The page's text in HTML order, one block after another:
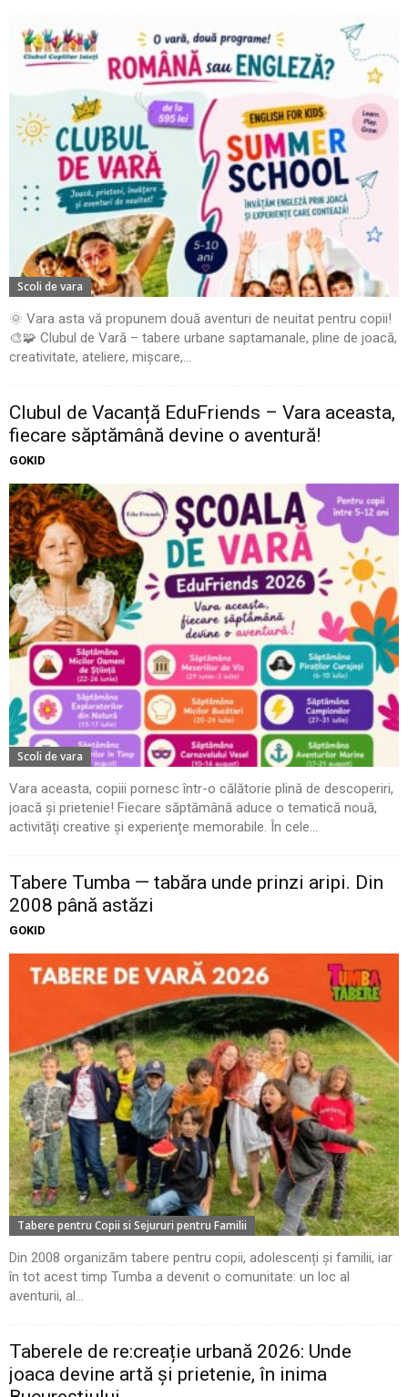
Scoli de vara
🌞 Vara asta vă propunem două aventuri de neuitat pentru copii!
🎨🧩 Clubul de Vară – tabere urbane saptamanale, pline de joacă,
creativitate, ateliere, mișcare,...
Clubul de Vacanță EduFriends – Vara aceasta,
fiecare săptămână devine o aventură!
GOKID
Scoli de vara
Vara aceasta, copiii pornesc într-o călătorie plină de descoperiri,
joacă și prietenie! Fiecare săptămână aduce o tematică nouă,
activități creative și experiențe memorabile. În cele...
Tabere Tumba — tabăra unde prinzi aripi. Din
2008 până astăzi
GOKID
Tabere pentru Copii si Sejururi pentru Familii
Din 2008 organizăm tabere pentru copii, adolescenți și familii, iar
în tot acest timp Tumba a devenit o comunitate: un loc al
aventurii, al...
Taberele de re:creație urbană 2026: Unde
joaca devine artă și prietenie, în inima